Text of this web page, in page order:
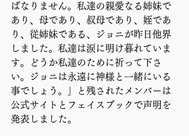
ばなりません。私達の親愛なる姉妹で
あり、母であり、叔母であり、姪であ
り、従姉妹である、ジョニが昨日他界
しました。私達は涙に明け暮れていま
す。どうか私達のために祈って下さ
い。ジョニは永遠に神様と一緒にいる
事でしょう。」と残されたメンバーは
公式サイトとフェイスブックで声明を
発表しました。